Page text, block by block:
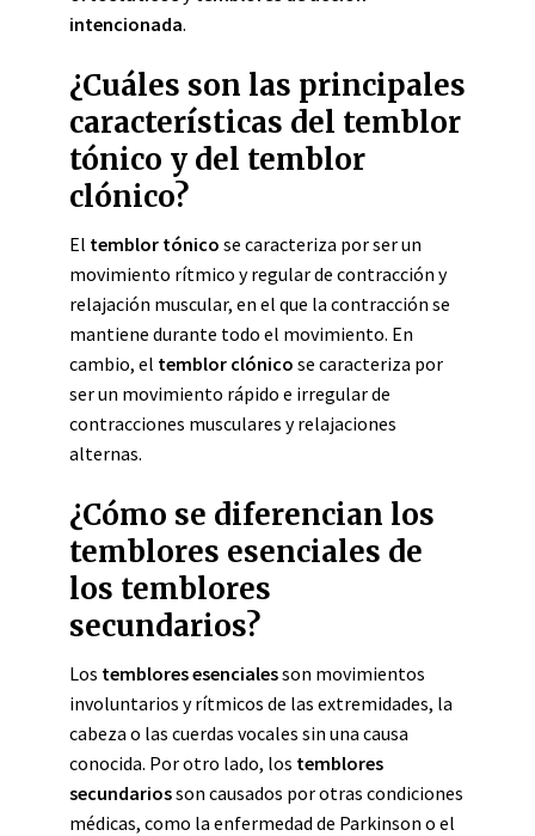
intencionada.
¿Cuáles son las principales
características del temblor
tónico y del temblor
clónico?
El temblor tónico se caracteriza por ser un
movimiento rítmico y regular de contracción y
relajación muscular, en el que la contracción se
mantiene durante todo el movimiento. En
cambio, el temblor clónico se caracteriza por
ser un movimiento rápido e irregular de
contracciones musculares y relajaciones
alternas.
¿Cómo se diferencian los
temblores esenciales de
los temblores
secundarios?
Los temblores esencialesson movimientos
involuntarios y rítmicos de las extremidades, la
cabeza o las cuerdas vocales sin una causa
conocida. Por otro lado, los temblores
secundariosson causados por otras condiciones
médicas, como la enfermedad de Parkinson o el